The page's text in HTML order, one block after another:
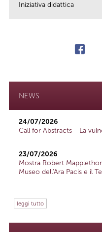
Iniziativa didattica
NEWS
24/07/2026
Call for Abstracts - La
23/07/2026
Mostra Robert
Museo dell'Ara Pacis e il
leggi tutto